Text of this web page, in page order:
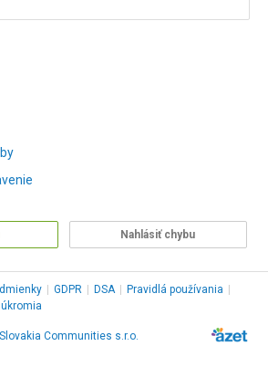
Nahlásiť chybu
GDPR DSA Pravidlá používania
Communities s.r.o.